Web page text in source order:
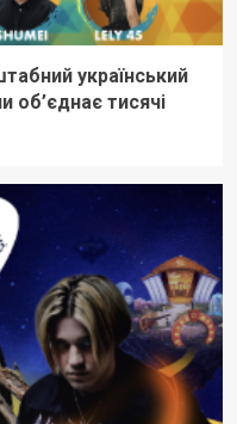
український
об’єднає тисячі